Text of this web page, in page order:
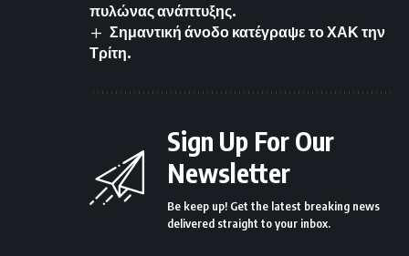
πυλώνας ανάπτυξης.
Σημαντική άνοδο κατέγραψε το ΧΑΚ την
Τρίτη.
Sign Up For Our
Newsletter
Be keep up! Get the latest breaking news
delivered straight to your inbox.